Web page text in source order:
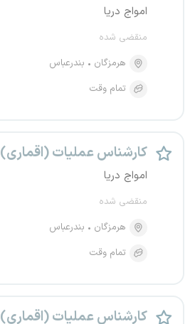
امواج دریا
منقضی شده
هرمزگان
بندرعباس
تمام وقت
کارشناس عملیات (اقماری)
امواج دریا
منقضی شده
هرمزگان
بندرعباس
تمام وقت
کارشناس عملیات (اقماری)